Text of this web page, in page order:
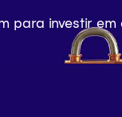
para investir